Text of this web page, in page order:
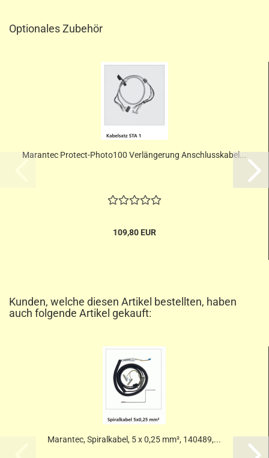
Optionales Zubehör
Marantec Protect-Photo100 Verlängerung Anschlusskabel...
109,80 EUR
Kunden, welche diesen Artikel bestellten, haben
auch folgende Artikel gekauft:
Marantec, Spiralkabel, 5 x 0,25 mm², 140489,...